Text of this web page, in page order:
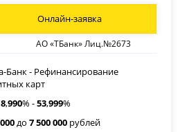
АО «ТБанк» Лиц.№2673
Онлайн-заявка
Банк - Рефинансирование
карт
,990% -53,999%
до7 500 000 рублей